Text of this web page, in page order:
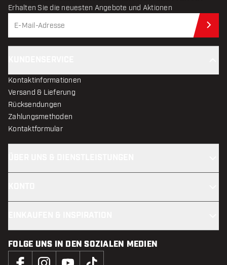
Erhalten Sie die neuesten Angebote und Aktionen
Kontaktinformationen
Versand & Lieferung
Rücksendungen
Zahlungsmethoden
Kontaktformular
FOLGE UNS IN DEN SOZIALEN MEDIEN